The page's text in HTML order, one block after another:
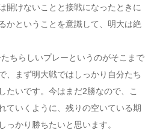
開けないことと接戦になったときに
かということを意識して、明大は絶
ちらしいプレーというのがそこまで
、まず明大戦ではしっかり自分たち
たいです。今はまだ2勝なので、こ
ていくように、残りの空いている期
っかり勝ちたいと思います。